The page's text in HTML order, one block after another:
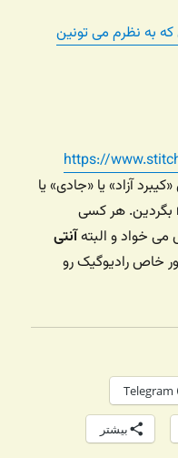
به نظرم می تونین
https://
آزاد» یا «جادی» یا
«رادیوگیک» یا jadi یا radiogeek بگردین. هر کسی
می خواد و البتهآنتی
خاص رادیوگیک رو
Telegram
بیشتر